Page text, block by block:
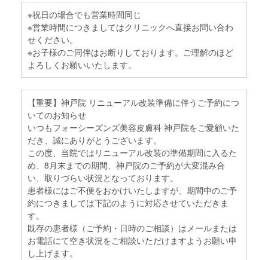
※祝日の場合でも営業時間同じ
※営業時間につきましてはクリニックへ直接お問い合わ
せください。
※お子様のご同伴はお断りしております。ご理解のほど
よろしくお願いいたします。
【重要】神戸院 リニューアル改装準備に伴うご予約につ
いてのお知らせ
いつもフォーシーズンズ美容皮膚科 神戸院をご愛顧いた
だき、誠にありがとうございます。
この度、当院ではリニューアル改装の準備期間に入るた
め、8月末までの期間、神戸院のご予約が大変混み合
い、取りづらい状況となっております。
患者様にはご不便をおかけいたしますが、期間中のご予
約につきましては下記のように対応させていただきま
す。
既存の患者様（ご予約・日時のご相談）はメールまたは
お電話にて空き状況をご相談いただけますようお願い申
し上げます。